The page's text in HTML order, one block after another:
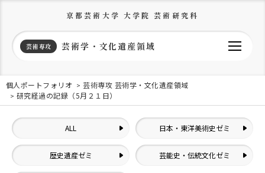
京都芸術大学 大学院 芸術研究科
芸術専攻 芸術学・文化遺産領域
個人ポートフォリオ
芸術専攻 芸術学・文化遺産領域
研究経過の記録（5月２１日）
ALL 日本・東洋美術史ゼミ
歴史遺産ゼミ 芸能史・伝統文化ゼミ